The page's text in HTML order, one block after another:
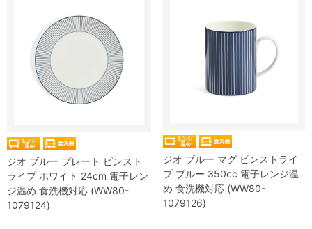
ジオ ブルー プレート ピンスト
ライプ ホワイト 24cm 電子レン
ジ温め 食洗機対応 (WW80-
1079124)
ジオ ブルー マグ ピンストライ
プ ブルー 350cc 電子レンジ温
め 食洗機対応 (WW80-
1079126)